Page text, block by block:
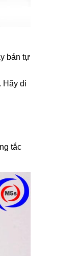
bán tự
Hãy di
tắc